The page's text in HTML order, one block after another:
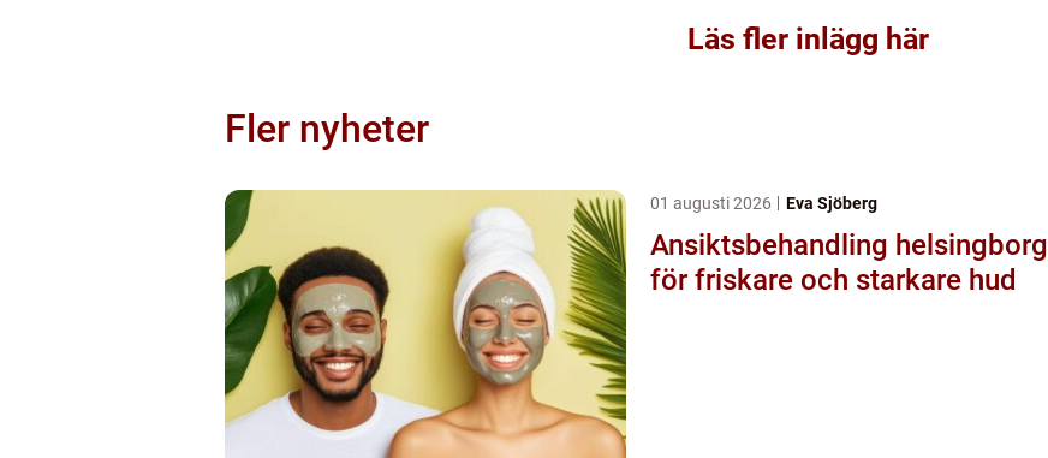
Läs fler inlägg här
Fler nyheter
01 augusti 2026 Eva Sjöberg
Ansiktsbehandling helsingborg
för friskare och starkare hud